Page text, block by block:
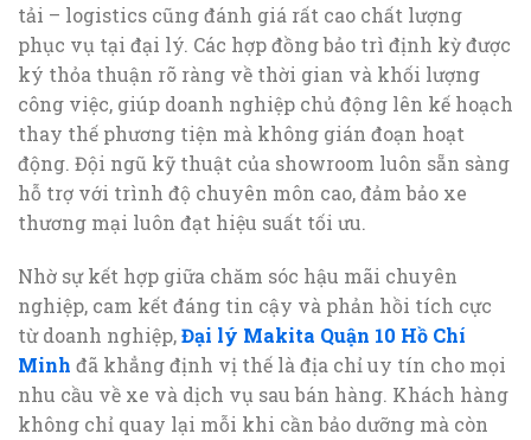
tải – logistics cũng đánh giá rất cao chất lượng
phục vụ tại đại lý. Các hợp đồng bảo trì định kỳ được
ký thỏa thuận rõ ràng về thời gian và khối lượng
công việc, giúp doanh nghiệp chủ động lên kế hoạch
thay thế phương tiện mà không gián đoạn hoạt
động. Đội ngũ kỹ thuật của showroom luôn sẵn sàng
hỗ trợ với trình độ chuyên môn cao, đảm bảo xe
thương mại luôn đạt hiệu suất tối ưu.
Nhờ sự kết hợp giữa chăm sóc hậu mãi chuyên
nghiệp, cam kết đáng tin cậy và phản hồi tích cực
từ doanh nghiệp,Đại lý Makita Quận 10 Hồ Chí
Minh đã khẳng định vị thế là địa chỉ uy tín cho mọi
nhu cầu về xe và dịch vụ sau bán hàng. Khách hàng
không chỉ quay lại mỗi khi cần bảo dưỡng mà còn